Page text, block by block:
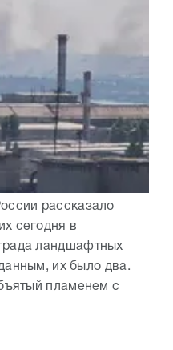
рассказало
сегодня в
ландшафтных
их было два.
пламенем с